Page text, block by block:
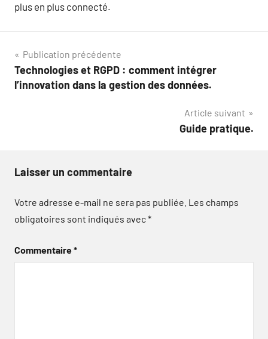
plus en plus connecté.
Navigation
de
Publication précédente
Technologies et RGPD : comment intégrer
l’innovation dans la gestion des données.
Article suivant
Guide pratique.
Laisser un commentaire
Votre adresse e-mail ne sera pas publiée. Les champs
obligatoires sont indiqués avec*
Commentaire*